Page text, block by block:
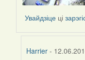
Увайдзіце ці
Harrier-